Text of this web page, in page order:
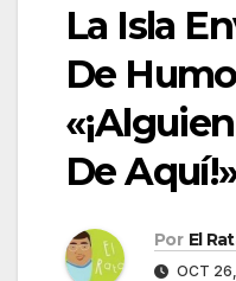
La Isla
De
De
Por El
OCT